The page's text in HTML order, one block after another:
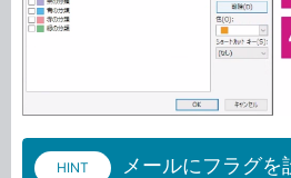
HINT メールにフラグを